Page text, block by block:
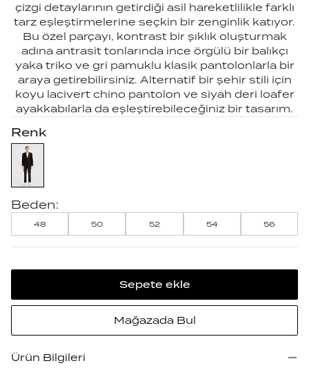
çizgi detaylarının getirdiği asil hareketlilikle farklı
tarz eşleştirmelerine seçkin bir zenginlik katıyor.
Bu özel parçayı, kontrast bir şıklık oluşturmak
adına antrasit tonlarında ince örgülü bir balıkçı
yaka triko ve gri pamuklu klasik pantolonlarla bir
araya getirebilirsiniz. Alternatif bir şehir stili için
koyu lacivert chino pantolon ve siyah deri loafer
ayakkabılarla da eşleştirebileceğiniz bir tasarım.
Renk
Beden:
48 50 52 54 56
Sepete ekle
Mağazada Bul
Ürün Bilgileri